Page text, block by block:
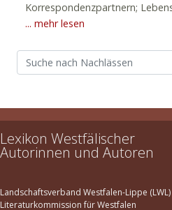
Korrespondenzpartnern;
persönliche Dokumente;
überwiegend
geographische Literatur des 16.
... mehr lesen
Lexikon Westfälischer
Autorinnen und Autoren
Landschaftsverband Westfalen-Lippe (LWL)
Literaturkommission für Westfalen